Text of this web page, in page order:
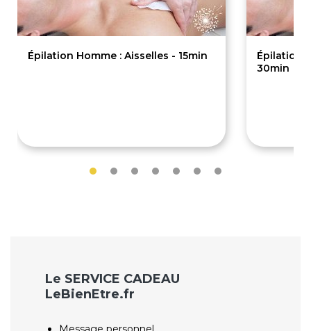
Épilation Homme : Aisselles - 15min
Épilation
30min
Le SERVICE CADEAU
LeBienEtre.fr